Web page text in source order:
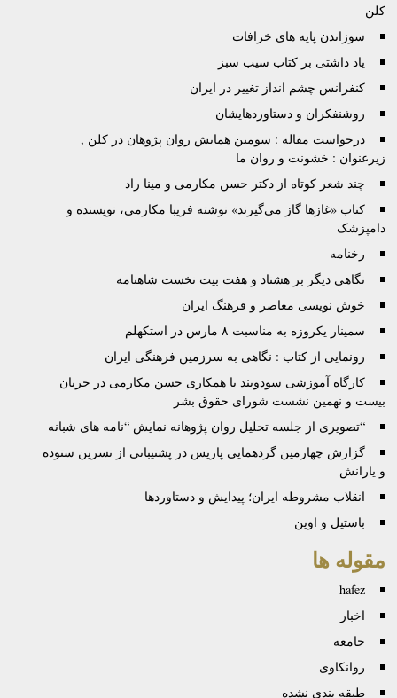
کلن
سوزاندن پایه های خرافات
یاد داشتی بر کتاب سیب سبز
کنفرانس چشم انداز تغییر در ایران
روشنفکران و دستاوردهایشان
درخواست مقاله : سومین همایش روان پژوهان در کلن ,
زیرعنوان : خشونت و روان ما
چند شعر کوتاه از دکتر حسن مکارمی و مینا راد
کتاب «غازها گاز می‌گيرند» نوشته فريبا مکارمی، نویسنده و
دامپزشک
رخنامه
نگاهی دیگر بر هشتاد و هفت بیت نخست شاهنامه
خوش نویسی معاصر و فرهنگ ایران
سمینار یکروزه‌ به‌ مناسبت ۸ مارس در استکهلم
رونمایی از کتاب : نگاهی به سرزمین فرهنگی ایران
کارگاه آموزشی سودويند با همکاری حسن مکارمی در جريان
بيست و نهمين نشست شورای حقوق بشر
“تصویری از جلسه تحلیل روان پژوهانه نمایش “نامه های شبانه
گزارش چهارمین گردهمایی پاریس در پشتیبانی از نسرین ستوده
و یارانش
انقلاب مشروطه ایران؛ پیدایش و دستاوردها
باستیل و اوین
مقوله ها
hafez
اخبار
جامعه
روانكاوی
طبقه بندی نشده